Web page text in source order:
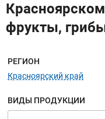
фрукты,
Меню
РЕГИОН
Красноярский край
ВИДЫ ПРОДУКЦИИ